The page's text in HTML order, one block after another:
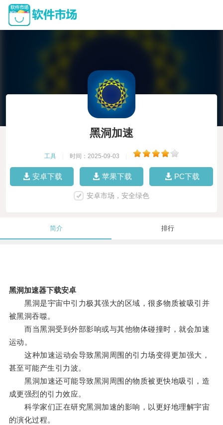
黑洞加速
工具 时间：2025-09-03
安卓下载 苹果下载 PC下载
安卓市场，安全绿色
简介 排行
黑洞加速器下载安卓
黑洞是宇宙中引力极其强大的区域，很多物质被吸引并
被黑洞吞噬。
而当黑洞受到外部影响或与其他物体碰撞时，就会加速
运动。
这种加速运动会导致黑洞周围的引力场变得更加强大，
甚至可能产生引力波。
黑洞加速还可能导致黑洞周围的物质被更快地吸引，造
成更强烈的引力效应。
科学家们正在研究黑洞加速的影响，以更好地理解宇宙
的演化过程。